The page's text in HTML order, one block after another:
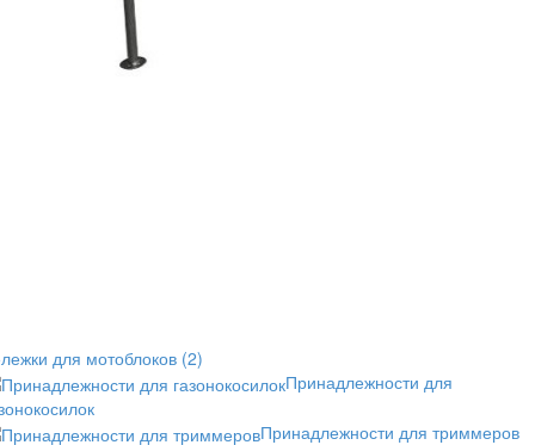
для мотоблоков (2)
Принадлежности для
Принадлежности для триммеров